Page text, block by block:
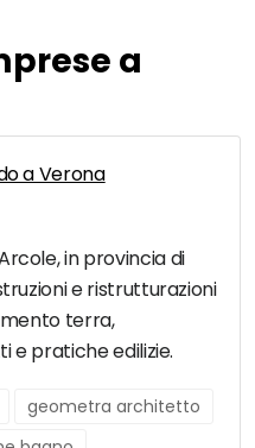
a
a Verona
in provincia di
e ristrutturazioni
terra,
e pratiche edilizie.
geometra architetto